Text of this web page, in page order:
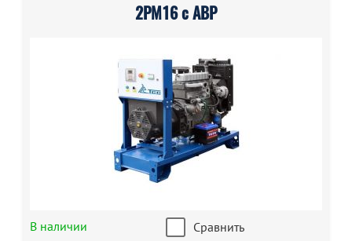
2РМ16 с АВР
В наличии
Сравнить